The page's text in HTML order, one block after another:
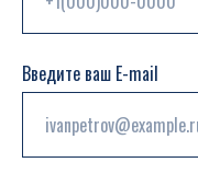
Введите ваш E-mail